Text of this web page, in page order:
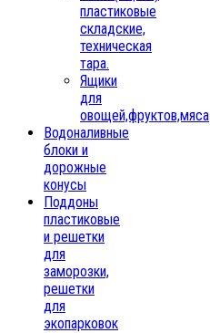
пластиковые
складские,
техническая
тара.
Ящики
для
овощей,фруктов,мяса
Водоналивные
блоки и
дорожные
конусы
Поддоны
пластиковые
и решетки
для
заморозки,
решетки
для
экопарковок